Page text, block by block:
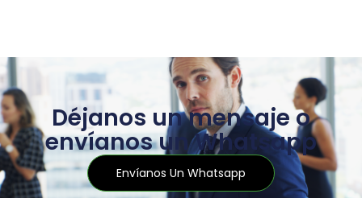
Déjanos un mensaje o
envíanos un Whatsapp
Envíanos Un Whatsapp